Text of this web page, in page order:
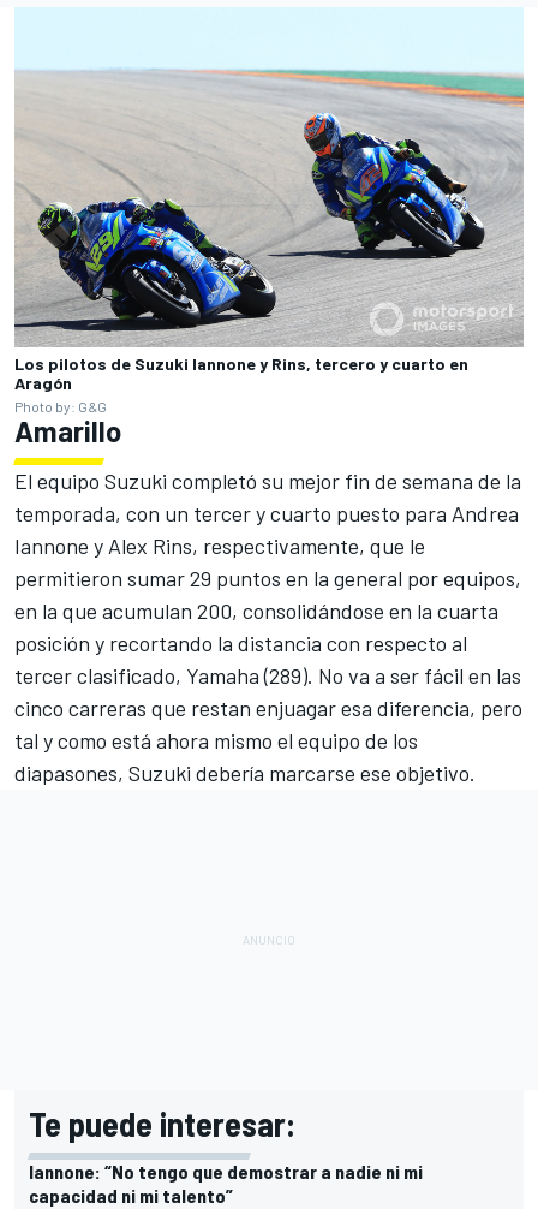
Los pilotos de Suzuki Iannone y Rins, tercero y cuarto en
Aragón
Photo by: G&G
Amarillo
El equipo Suzuki completó su mejor fin de semana de la
temporada, con un tercer y cuarto puesto para Andrea
Iannone y Alex Rins, respectivamente, que le
permitieron sumar 29 puntos en la general por equipos,
en la que acumulan 200, consolidándose en la cuarta
posición y recortando la distancia con respecto al
tercer clasificado, Yamaha (289). No va a ser fácil en las
cinco carreras que restan enjuagar esa diferencia, pero
tal y como está ahora mismo el equipo de los
diapasones, Suzuki debería marcarse ese objetivo.
Te puede interesar:
Iannone: “No tengo que demostrar a nadie ni mi
capacidad ni mi talento”